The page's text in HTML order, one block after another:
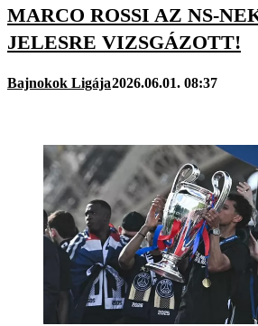
MARCO ROSSI AZ NS-
JELESRE VIZSGÁZOTT!
Bajnokok Ligája2026.06.01. 08:37